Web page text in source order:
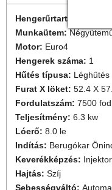
Hengerűrtartalom:
Munkaütem:
Motor: Euro4
Hengerek száma: 1
Hűtés típusa: Léghűtés
Furat X löket:52.4 X
Fordulatszám:7500
Teljesítmény:6.3 kw
Lóerő:8.0 le
Indítás: Berugókar
Keverékképzés: Injektor
Hajtás:Szíj
Sebességváltó: